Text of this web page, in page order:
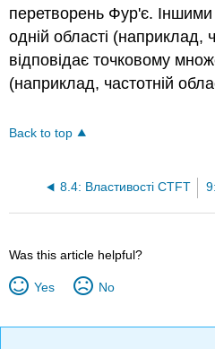
перетворень Фур'є.
одній області (наприклад,
відповідає точковому
(наприклад, частотній
Back to top
8.4: Властивості CTFT
Was this article helpful?
Yes No